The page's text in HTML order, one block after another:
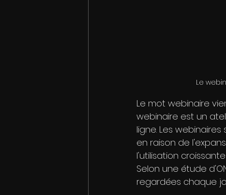
Le
Le mot webinaire
webinaire est un
ligne. Les
en raison de
l'utilisation
Selon une étude
regardées chaque